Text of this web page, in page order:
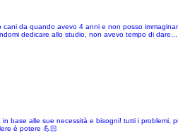
da quando avevo 4 anni e non posso
dedicare allo studio, non avevo tempo di dare...
alle sue necessità e bisogni! tutti i problemi,
è potere 💪🏻